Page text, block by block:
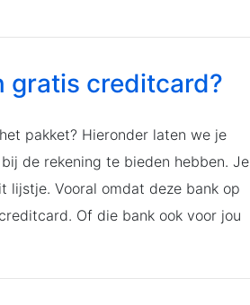
gratis creditcard?
pakket? Hieronder laten we je
de rekening te bieden hebben. Je
lijstje. Vooral omdat deze bank op
Of die bank ook voor jou